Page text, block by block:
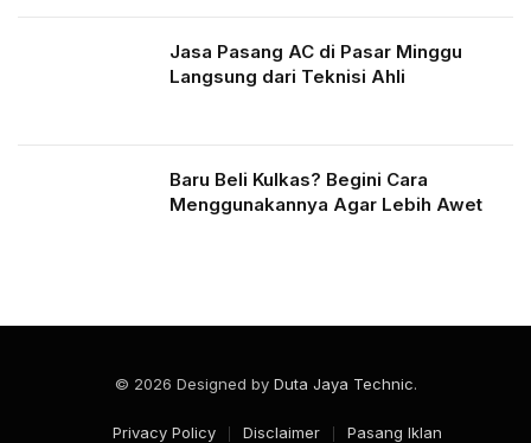
Jasa Pasang AC di Pasar Minggu
Langsung dari Teknisi Ahli
Baru Beli Kulkas? Begini Cara
Menggunakannya Agar Lebih Awet
© 2026 Designed by Duta Jaya Technic.
Privacy Policy Disclaimer Pasang Iklan